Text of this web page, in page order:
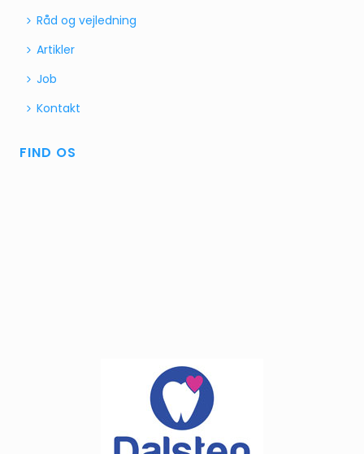
Råd og vejledning
Artikler
Job
Kontakt
FIND OS